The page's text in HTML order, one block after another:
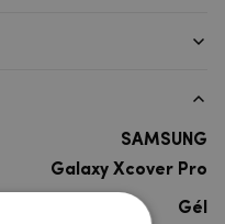
SAMSUNG
Galaxy Xcover Pro
Gél